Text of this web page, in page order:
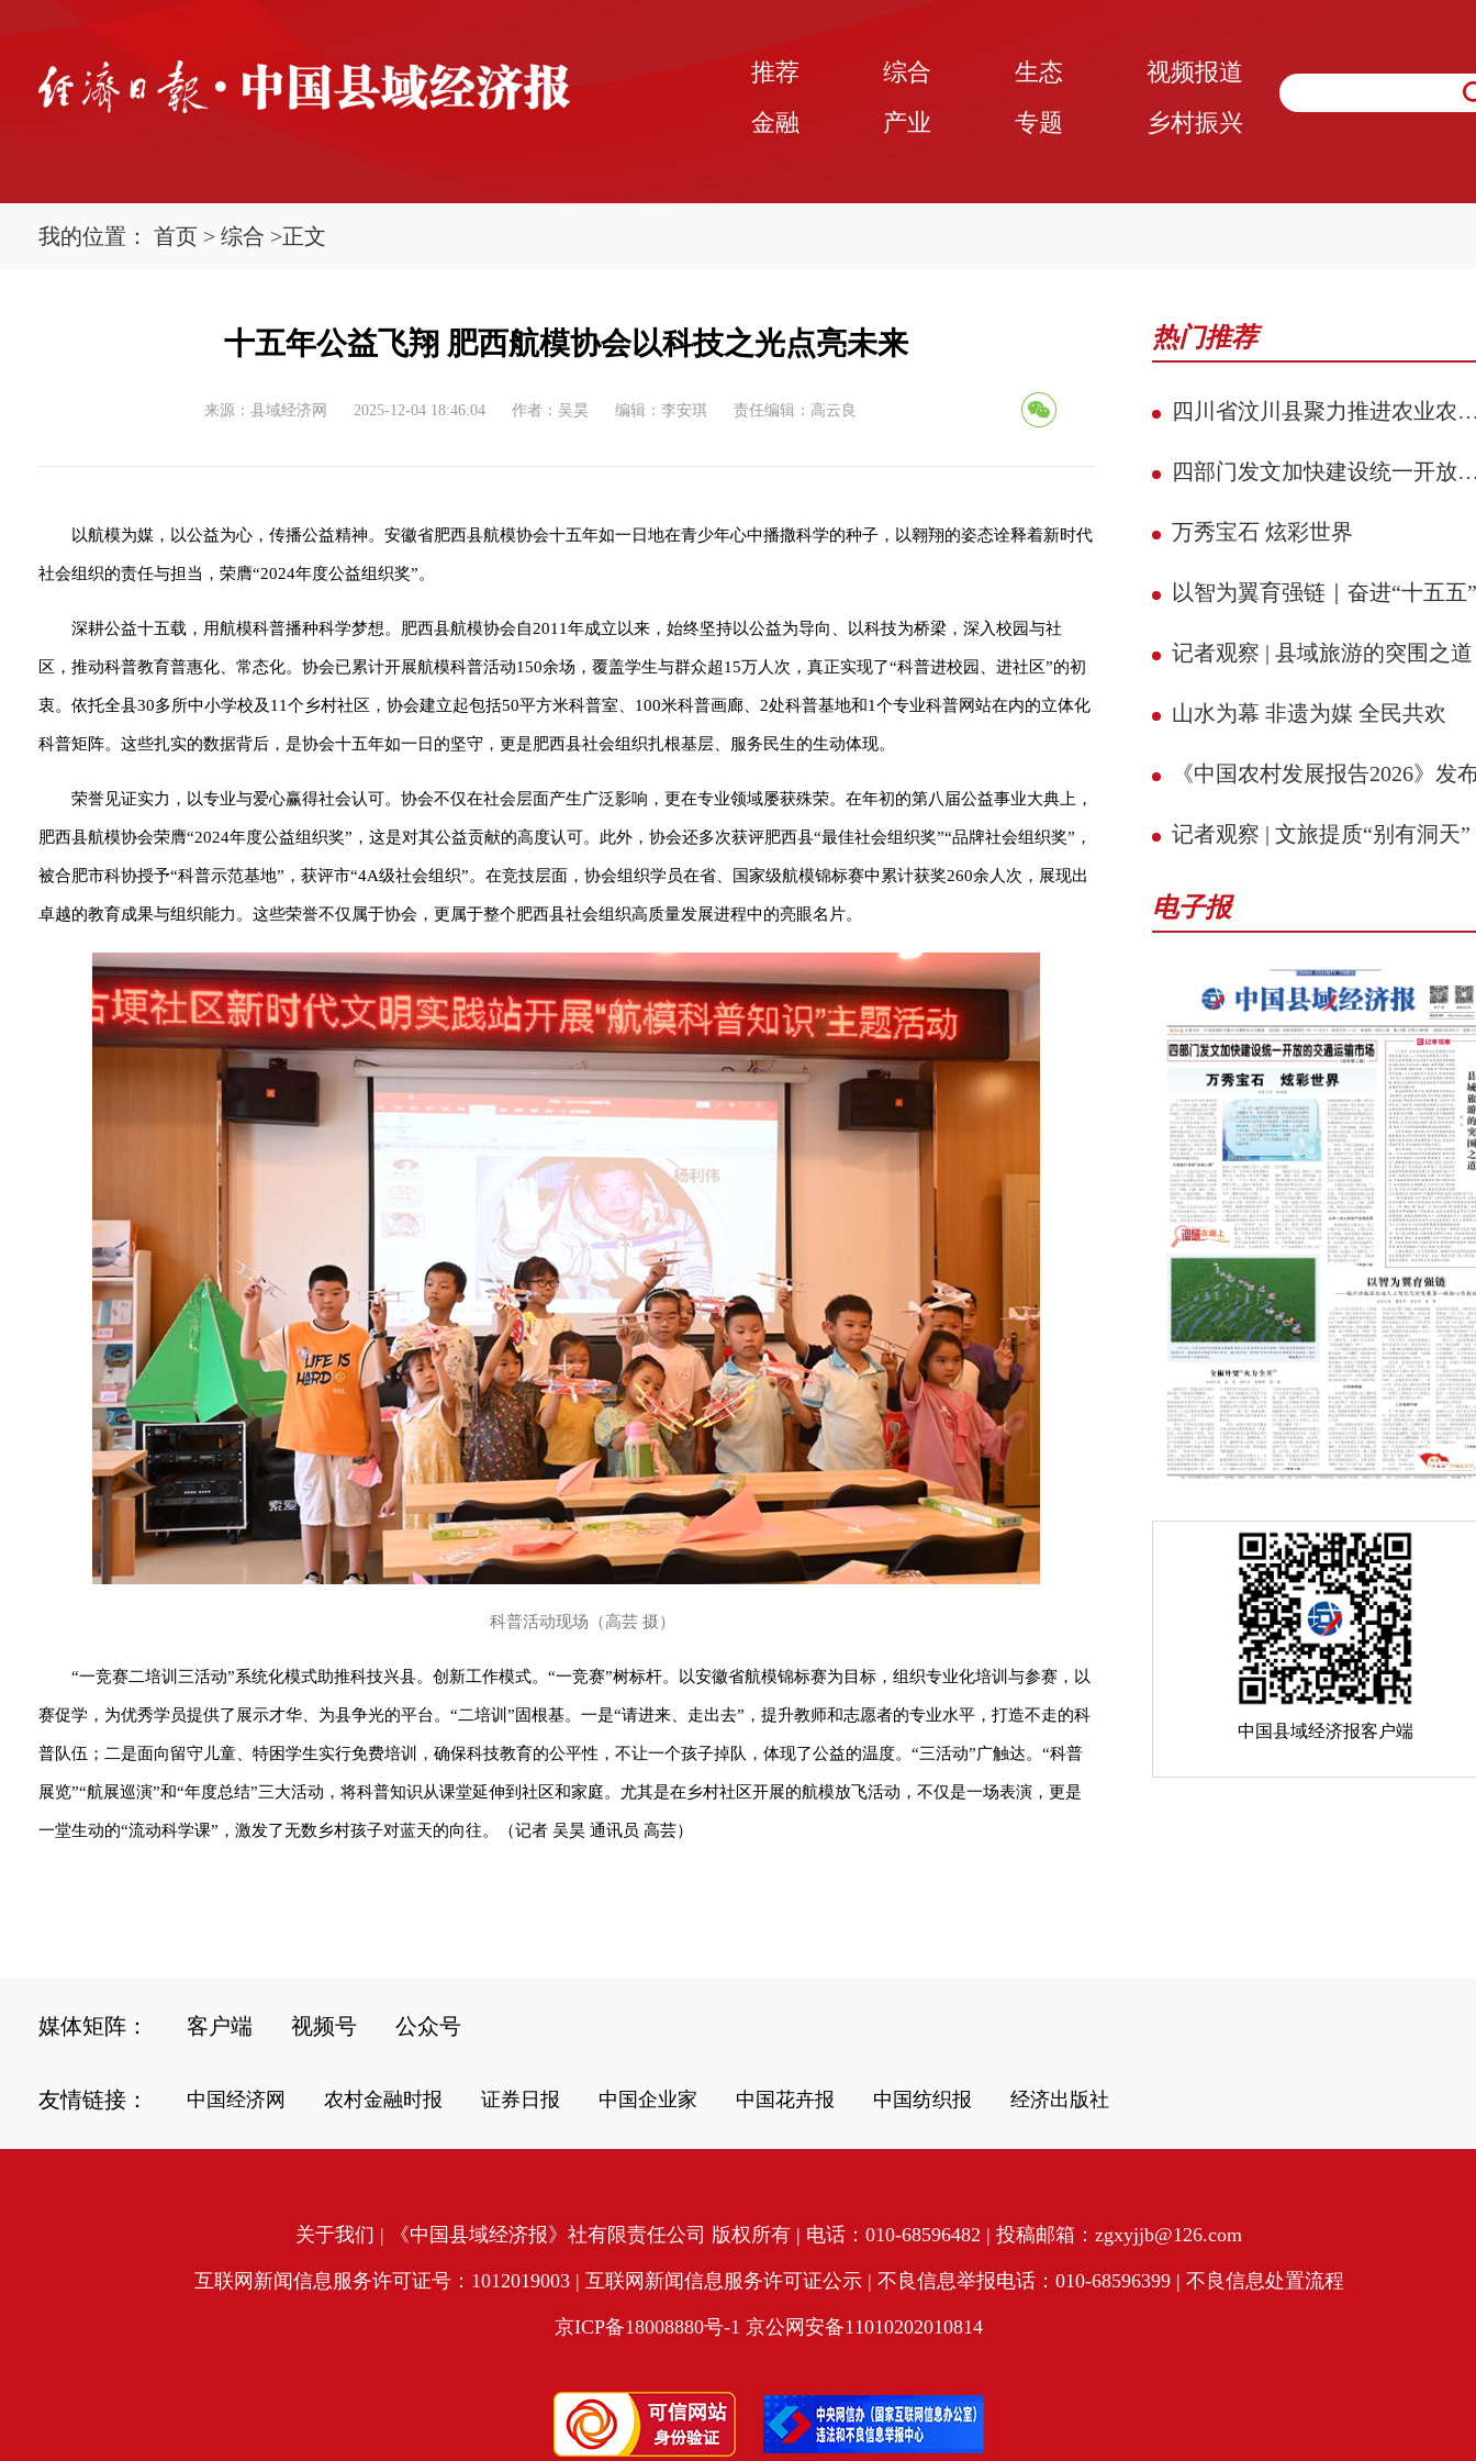
推荐 综合 生态
视频报道
金融
产业 专题 乡村振兴
我的位置： 首页 > 综合 >正文
十五年公益飞翔 肥西航模协会以科技之光点亮未来
来源：县域经济网 2025-12-04 18:46:04 作者：吴昊 编辑：李安琪 责任编辑：高云良
以航模为媒，以公益为心，传播公益精神。安徽省肥西县航模协会十五年如一日地在青少年心中播撒科学的种子，以翱翔的姿态诠释着新时代
社会组织的责任与担当，荣膺“2024年度公益组织奖”。
深耕公益十五载，用航模科普播种科学梦想。肥西县航模协会自2011年成立以来，始终坚持以公益为导向、以科技为桥梁，深入校园与社
区，推动科普教育普惠化、常态化。协会已累计开展航模科普活动150余场，覆盖学生与群众超15万人次，真正实现了“科普进校园、进社区”的初
衷。依托全县30多所中小学校及11个乡村社区，协会建立起包括50平方米科普室、100米科普画廊、2处科普基地和1个专业科普网站在内的立体化
科普矩阵。这些扎实的数据背后，是协会十五年如一日的坚守，更是肥西县社会组织扎根基层、服务民生的生动体现。
荣誉见证实力，以专业与爱心赢得社会认可。协会不仅在社会层面产生广泛影响，更在专业领域屡获殊荣。在年初的第八届公益事业大典上，
肥西县航模协会荣膺“2024年度公益组织奖”，这是对其公益贡献的高度认可。此外，协会还多次获评肥西县“最佳社会组织奖”“品牌社会组织奖”，
被合肥市科协授予“科普示范基地”，获评市“4A级社会组织”。在竞技层面，协会组织学员在省、国家级航模锦标赛中累计获奖260余人次，展现出
卓越的教育成果与组织能力。这些荣誉不仅属于协会，更属于整个肥西县社会组织高质量发展进程中的亮眼名片。
科普活动现场（高芸 摄）
“一竞赛二培训三活动”系统化模式助推科技兴县。创新工作模式。“一竞赛”树标杆。以安徽省航模锦标赛为目标，组织专业化培训与参赛，以
赛促学，为优秀学员提供了展示才华、为县争光的平台。“二培训”固根基。一是“请进来、走出去”，提升教师和志愿者的专业水平，打造不走的科
普队伍；二是面向留守儿童、特困学生实行免费培训，确保科技教育的公平性，不让一个孩子掉队，体现了公益的温度。“三活动”广触达。“科普
展览”“航展巡演”和“年度总结”三大活动，将科普知识从课堂延伸到社区和家庭。尤其是在乡村社区开展的航模放飞活动，不仅是一场表演，更是
一堂生动的“流动科学课”，激发了无数乡村孩子对蓝天的向往。（记者 吴昊 通讯员 高芸）
热门推荐
四川省汶川县聚力推进农业农村现代化 赋能民族地区县域典范建设攻坚见效
四部门发文加快建设统一开放的交通运输市场
万秀宝石 炫彩世界
以智为翼育强链｜奋进“十五五” 县域新征程
记者观察 | 县域旅游的突围之道
山水为幕 非遗为媒 全民共欢
《中国农村发展报告2026》发
记者观察 | 文旅提质“别有洞天”
电子报
中国县域经济报客户端
媒体矩阵： 客户端 视频号 公众号
友情链接： 中国经济网 农村金融时报 证券日报 中国企业家 中国花卉报 中国纺织报 经济出版社
关于我们 | 《中国县域经济报》社有限责任公司 版权所有 | 电话：010-68596482 | 投稿邮箱：zgxyjjb@126.com
互联网新闻信息服务许可证号：1012019003 | 互联网新闻信息服务许可证公示| 不良信息举报电话：010-68596399 | 不良信息处置流程
京ICP备18008880号-1 京公网安备11010202010814